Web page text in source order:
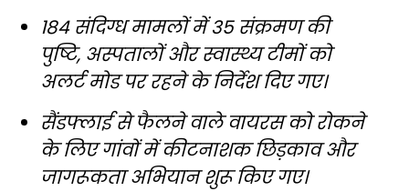
184 संदिग्ध मामलों में 35 संक्रमण की
पुष्टि, अस्पतालों और स्वास्थ्य टीमों को
अलर्ट मोड पर रहने के निर्देश दिए गए।
सैंडफ्लाई से फैलने वाले वायरस को रोकने
के लिए गांवों में कीटनाशक छिड़काव और
जागरूकता अभियान शुरू किए गए।